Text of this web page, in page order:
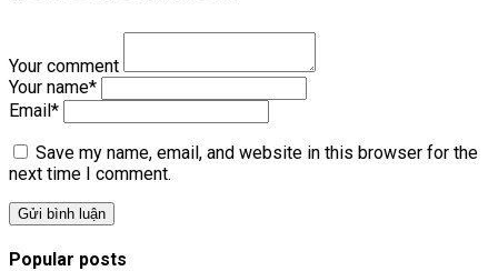
Your comment
Your name*
Email*
Save my name, email, and website in this browser for the
next time I comment.
Popular posts